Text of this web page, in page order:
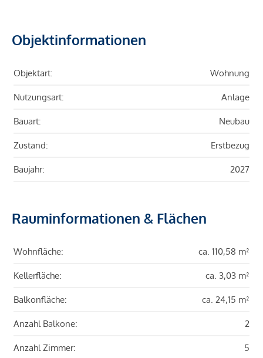
Objektinformationen
Objektart: Wohnung
Nutzungsart: Anlage
Bauart: Neubau
Zustand: Erstbezug
Baujahr: 2027
Rauminformationen & Flächen
Wohnfläche: ca. 110,58 m²
Kellerfläche: ca. 3,03 m²
Balkonfläche: ca. 24,15 m²
Anzahl Balkone: 2
Anzahl Zimmer: 5